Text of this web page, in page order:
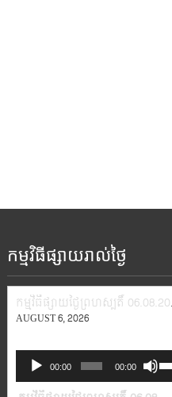
កម្មវិធីផ្សាយរាល់ថ្ងៃ
កម្
AUGUST 6, 2026
Audio
Player
00:00 00:00